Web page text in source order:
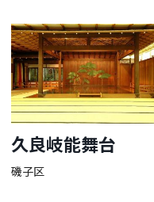
久良岐能舞台
磯子区